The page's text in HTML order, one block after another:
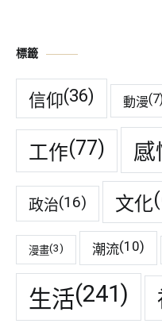
標籤
信仰(36) 動漫
工作(77) 感
政治(16) 文化
漫畫(3) 潮流(10)
生活(241)